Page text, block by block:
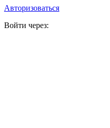
Авторизоваться
Войти через: